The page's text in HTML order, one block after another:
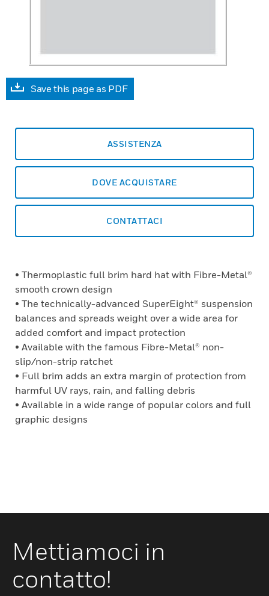
Save this page as PDF
ASSISTENZA
DOVE ACQUISTARE
CONTATTACI
• Thermoplastic full brim hard hat with Fibre-Metal®
smooth crown design
• The technically-advanced SuperEight® suspension
balances and spreads weight over a wide area for
added comfort and impact protection
• Available with the famous Fibre-Metal® non-
slip/non-strip ratchet
• Full brim adds an extra margin of protection from
harmful UV rays, rain, and falling debris
• Available in a wide range of popular colors and full
graphic designs
Mettiamoci in
contatto!